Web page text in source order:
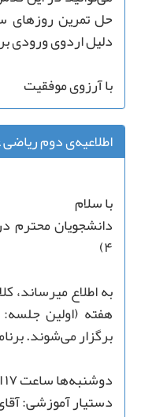
حل تمرین روزهای
دلیل اردوی ورودی
با آرزوی موفقیت
اطلاعیه‌ی دوم ریاضی
با سلام
۴)
به اطلاع‌
هفته (اولین
برگزار می‌شوند.
دوشنبه‌ها ساعت ۱۷ الی ۱۹
دستیار آموزشی: